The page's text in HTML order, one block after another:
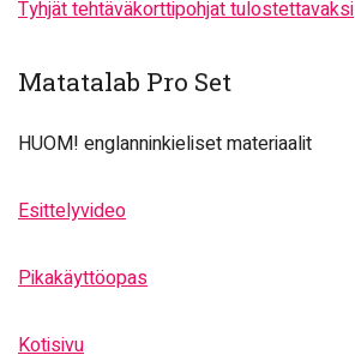
Tyhjät tehtäväkorttipohjat tulostettavaksi
Matatalab Pro Set
HUOM! englanninkieliset materiaalit
Esittelyvideo
Pikakäyttöopas
Kotisivu